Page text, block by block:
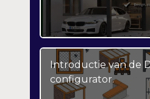
Introductie van de
configurator.